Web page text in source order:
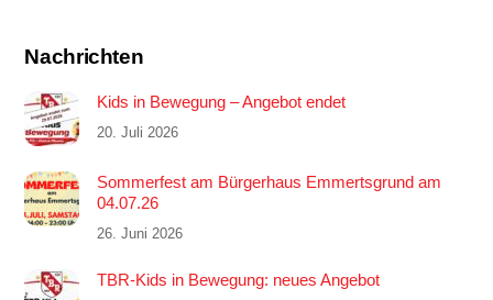
Nachrichten
Kids in Bewegung – Angebot endet
20. Juli 2026
Sommerfest am Bürgerhaus Emmertsgrund am
04.07.26
26. Juni 2026
TBR-Kids in Bewegung: neues Angebot